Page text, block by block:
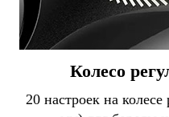
Колесо
20 настроек на